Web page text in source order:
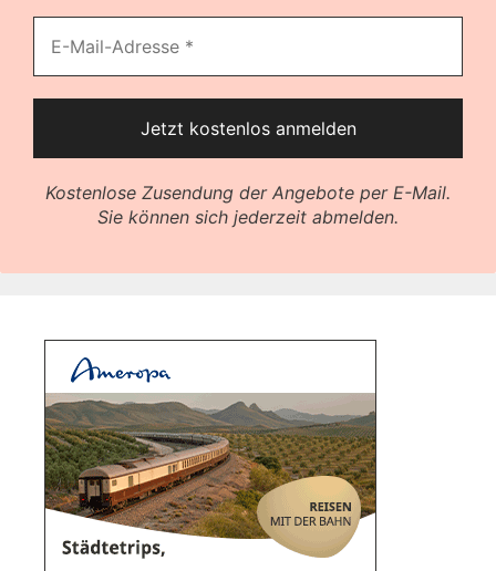
Kostenlose Zusendung der Angebote per E-Mail.
Sie können sich jederzeit abmelden.